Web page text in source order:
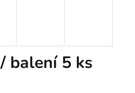
/ balení 5 ks